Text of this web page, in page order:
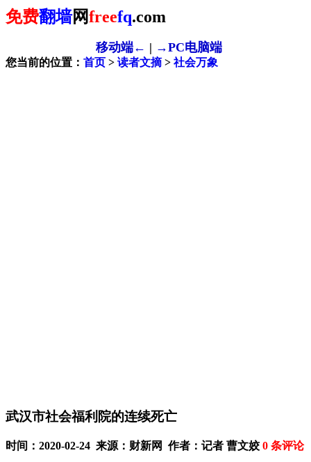
免费翻墙网freefq.com
移动端← | →PC电脑端
您当前的位置： 首页 > 读者文摘> 社会万象
武汉市社会福利院的连续死亡
时间：2020-02-24 来源：财新网 作者：记者 曹文姣 0 条评论